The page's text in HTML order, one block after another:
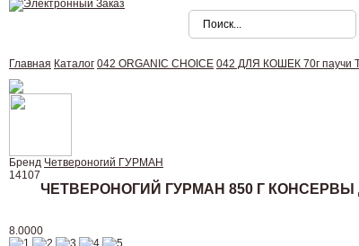
Главная Каталог 042 ORGANIC CHOICE 042 ДЛЯ КОШЕК 70г паучи
Бренд Четвероногий ГУРМАН
14107
ЧЕТВЕРОНОГИЙ ГУРМАН 850 Г
8.0000